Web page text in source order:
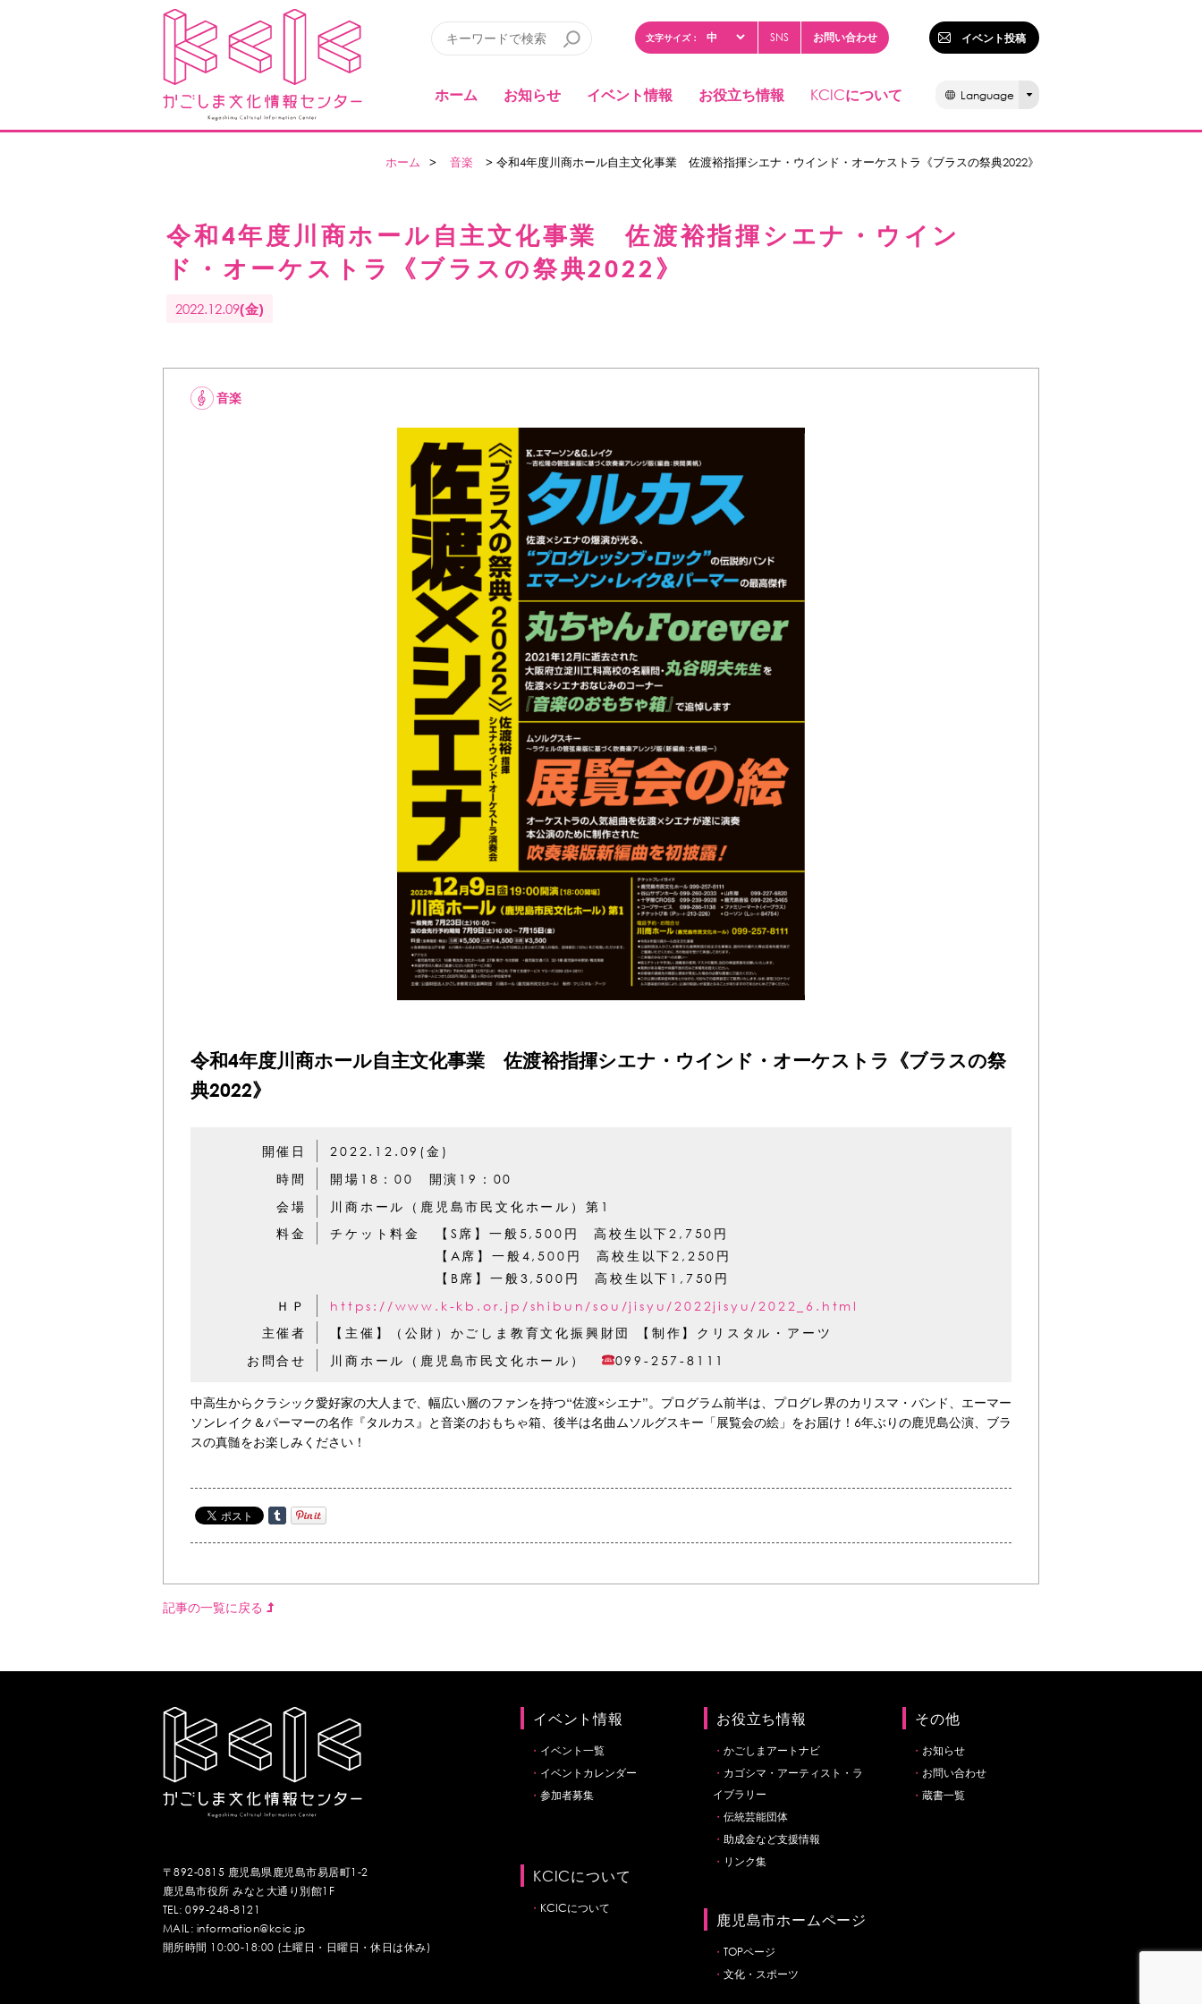
文字サイズ： SNS お問い合わせ イベント投稿
ホーム お知らせ イベント情報 お役立ち情報 KCICについて Language
ホーム > 音楽 > 令和4年度川商ホール自主文化事業 佐渡裕指揮シエナ・ウインド・オーケストラ《ブラスの祭典2022》
令和4年度川商ホール自主文化事業 佐渡裕指揮シエナ・ウイン
ド・オーケストラ《ブラスの祭典2022》
2022.12.09(金)
音楽
令和4年度川商ホール自主文化事業 佐渡裕指揮シエナ・ウインド・オーケストラ《ブラスの祭
典2022》
開催日
2022.12.09(金)
時間
開場18：00 開演19：00
会場
川商ホール（鹿児島市民文化ホール）第1
料金
チケット料金 【S席】一般5,500円 高校生以下2,750円
【A席】一般4,500円 高校生以下2,250円
【B席】一般3,500円 高校生以下1,750円
ＨＰ
https://www.k-kb.or.jp/shibun/sou/jisyu/2022jisyu/2022_6.html
主催者
【主催】（公財）かごしま教育文化振興財団 【制作】クリスタル・アーツ
お問合せ
川商ホール（鹿児島市民文化ホール） 099-257-8111
中高生からクラシック愛好家の大人まで、幅広い層のファンを持つ“佐渡×シエナ”。プログラム前半は、プログレ界のカリスマ・バンド、エーマー
ソンレイク＆パーマーの名作『タルカス』と音楽のおもちゃ箱、後半は名曲ムソルグスキー「展覧会の絵」をお届け！6年ぶりの鹿児島公演、ブラ
スの真髄をお楽しみください！
記事の一覧に戻る
〒892-0815 鹿児島県鹿児島市易居町1-2
鹿児島市役所 みなと大通り別館1F
TEL: 099-248-8121
MAIL: information@kcic.jp
開所時間 10:00-18:00 (土曜日・日曜日・休日は休み)
イベント情報
イベント一覧
イベントカレンダー
参加者募集
KCICについて
KCICについて
お役立ち情報
かごしまアートナビ
カゴシマ・アーティスト・ラ
イブラリー
伝統芸能団体
助成金など支援情報
リンク集
鹿児島市ホームページ
TOPページ
文化・スポーツ
その他
お知らせ
お問い合わせ
蔵書一覧